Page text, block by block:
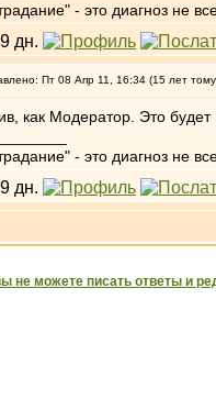
- это диагноз не
Пт 08 Апр 11, 16:34 (15 лет
как Модератор. Это
- это диагноз не